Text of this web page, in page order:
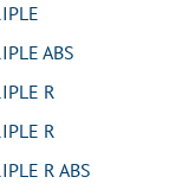
ABS
R
R
R ABS